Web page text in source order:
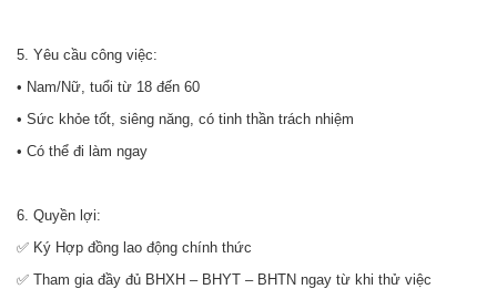
5. Yêu cầu công việc:
• Nam/Nữ, tuổi từ 18 đến 60
• Sức khỏe tốt, siêng năng, có tinh thần trách nhiệm
• Có thể đi làm ngay
6. Quyền lợi:
✅ Ký Hợp đồng lao động chính thức
✅ Tham gia đầy đủ BHXH – BHYT – BHTN ngay từ khi thử việc